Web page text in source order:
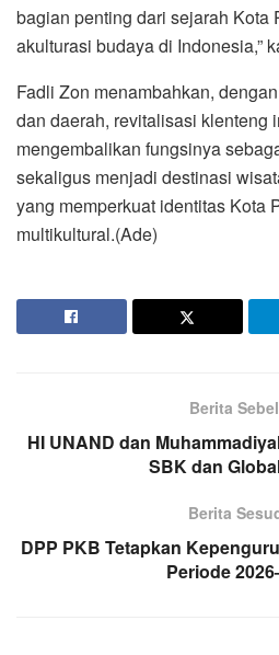
bagian penting dari sejarah Kota
akulturasi budaya di Indonesia,”
Fadli Zon menambahkan,
dan daerah, revitalisasi klenteng
mengembalikan fungsinya
sekaligus menjadi destinasi
yang memperkuat identitas Kota
multikultural.(Ade)
Berita
HI UNAND dan
SBK dan
Berita
DPP PKB Tetapkan
Periode